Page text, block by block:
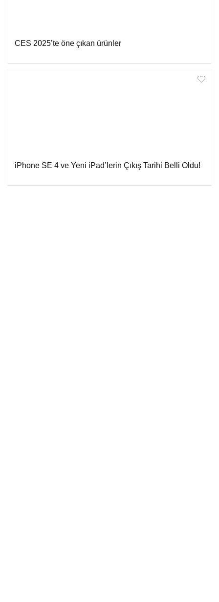
CES 2025’te öne çıkan ürünler
iPhone SE 4 ve Yeni iPad’lerin Çıkış Tarihi Belli Oldu!